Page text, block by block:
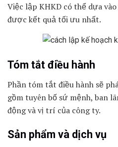
Việc lập KHKD có thể dựa
được kết quả tối ưu nhất.
Tóm tắt điều hành
Phần tóm tắt điều hành sẽ
gồm tuyên bố sứ mệnh, ban
động và vị trí của công ty.
Sản phẩm và dịch vụ